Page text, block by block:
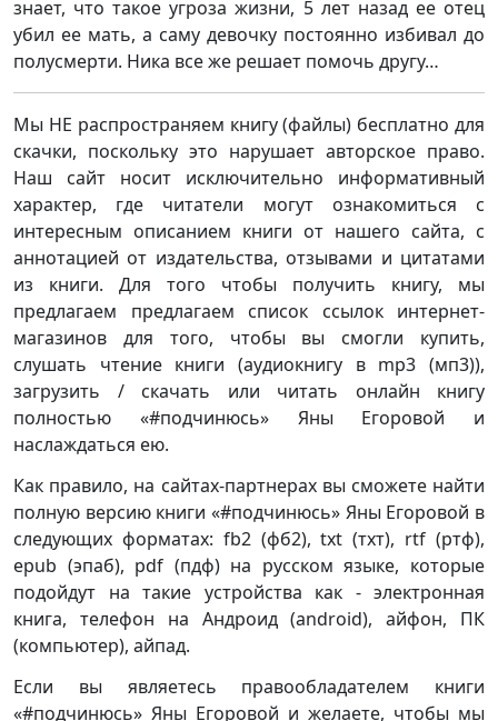
знает, что такое угроза жизни, 5 лет назад ее отец
убил ее мать, а саму девочку постоянно избивал до
полусмерти. Ника все же решает помочь другу…
Мы НЕ распространяем книгу (файлы) бесплатно для
скачки, поскольку это нарушает авторское право.
Наш сайт носит исключительно информативный
характер, где читатели могут ознакомиться с
интересным описанием книги от нашего сайта, с
аннотацией от издательства, отзывами и цитатами
из книги. Для того чтобы получить книгу, мы
предлагаем предлагаем список ссылок интернет-
магазинов для того, чтобы вы смогли купить,
слушать чтение книги (аудиокнигу в mp3 (мп3)),
загрузить / скачать или читать онлайн книгу
полностью «#подчинюсь» Яны Егоровой и
наслаждаться ею.
Как правило, на сайтах-партнерах вы сможете найти
полную версию книги «#подчинюсь» Яны Егоровой в
следующих форматах: fb2 (фб2), txt (тхт), rtf (ртф),
epub (эпаб), pdf (пдф) на русском языке, которые
подойдут на такие устройства как - электронная
книга, телефон на Андроид (android), айфон, ПК
(компьютер), айпад.
Если вы являетесь правообладателем книги
«#подчинюсь» Яны Егоровой и желаете, чтобы мы